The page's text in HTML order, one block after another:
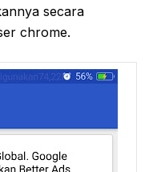
secara
chrome.